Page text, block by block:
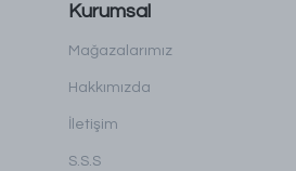
Kurumsal
Mağazalarımız
Hakkımızda
İletişim
S.S.S